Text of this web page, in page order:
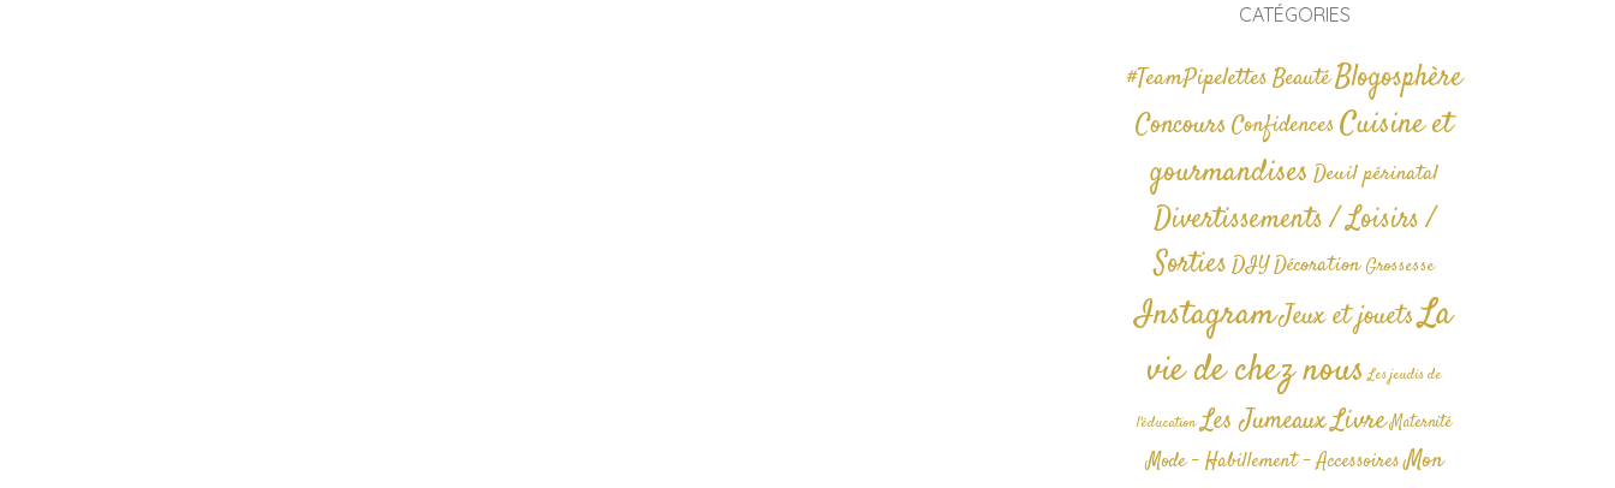
CATÉGORIES
#TeamPipelettesBeautéBlogosphère
ConcoursConfidences Cuisine et
gourmandises Deuil périnatal
Divertissements / Loisirs /
SortiesDIYDécoration Grossesse
InstagramJeux et jouetsLa
vie de chez nous Les jeudis de
l'éducation Les JumeauxLivre Maternité
Mode - Habillement - AccessoiresMon